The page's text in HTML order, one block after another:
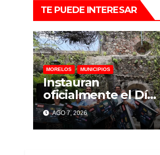
TE PUEDE INTERESAR
MORELOS MUNICIPIOS
Instauran
oficialmente el Día
del Comerciante en
Temixco
AGO 7, 2026